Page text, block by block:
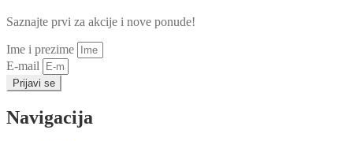
Saznajte prvi za akcije i nove ponude!
Ime i prezime
E-mail
Prijavi se
Navigacija